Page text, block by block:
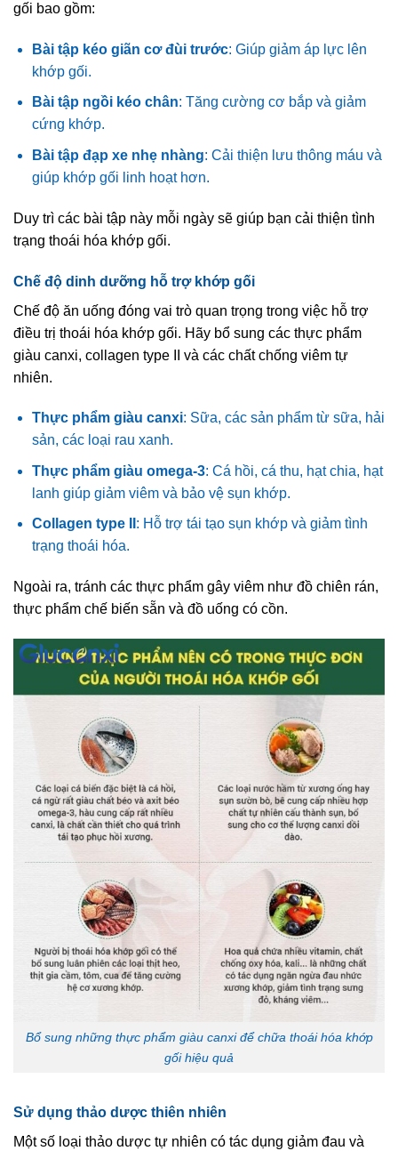
gối bao gồm:
Bài tập kéo giãn cơ đùi trước: Giúp giảm áp lực lên
khớp gối.
Bài tập ngồi kéo chân: Tăng cường cơ bắp và giảm
cứng khớp.
Bài tập đạp xe nhẹ nhàng: Cải thiện lưu thông máu và
giúp khớp gối linh hoạt hơn.
Duy trì các bài tập này mỗi ngày sẽ giúp bạn cải thiện tình
trạng thoái hóa khớp gối.
Chế độ dinh dưỡng hỗ trợ khớp gối
Chế độ ăn uống đóng vai trò quan trọng trong việc hỗ trợ
điều trị thoái hóa khớp gối. Hãy bổ sung các thực phẩm
giàu canxi, collagen type II và các chất chống viêm tự
nhiên.
Thực phẩm giàu canxi: Sữa, các sản phẩm từ sữa, hải
sản, các loại rau xanh.
Thực phẩm giàu omega-3: Cá hồi, cá thu, hạt chia, hạt
lanh giúp giảm viêm và bảo vệ sụn khớp.
Collagen type II : Hỗ trợ tái tạo sụn khớp và giảm tình
trạng thoái hóa.
Ngoài ra, tránh các thực phẩm gây viêm như đồ chiên rán,
thực phẩm chế biến sẵn và đồ uống có cồn.
Bổ sung những thực phẩm giàu canxi để chữa thoái hóa khớp
gối hiệu quả
Sử dụng thảo dược thiên nhiên
Một số loại thảo dược tự nhiên có tác dụng giảm đau và